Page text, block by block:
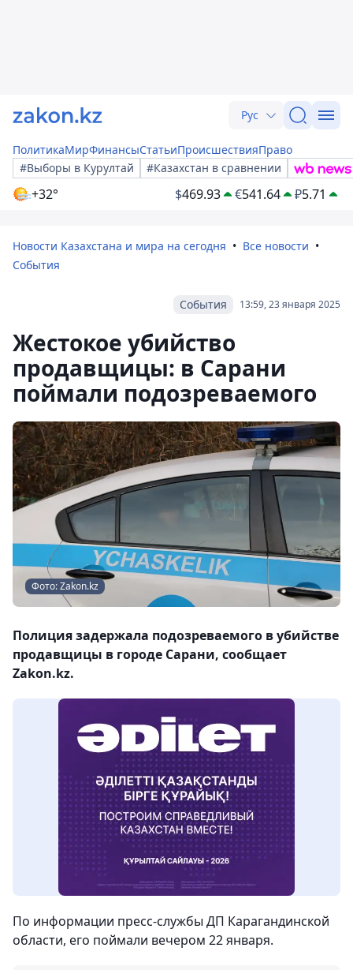
Рус
ПолитикаМирФинансыСтатьиПроисшествияПраво
#Выборы в Курултай
#Казахстан в сравнении
+32° $469.93 €541.64 ₽5.71
Новости Казахстана и мира на сегодня
Все новости
События
13:59, 23 января 2025
События
Жестокое убийство
продавщицы: в Сарани
поймали подозреваемого
Фото: Zakon.kz
Полиция задержала подозреваемого в убийстве
продавщицы в городе Сарани, сообщает
Zakon.kz.
По информации пресс-службы ДП Карагандинской
области, его поймали вечером 22 января.